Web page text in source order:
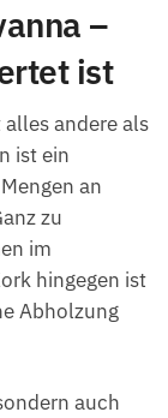
–
ist
alles andere als
ist ein
an
zu
im
hingegen ist
Abholzung
auch